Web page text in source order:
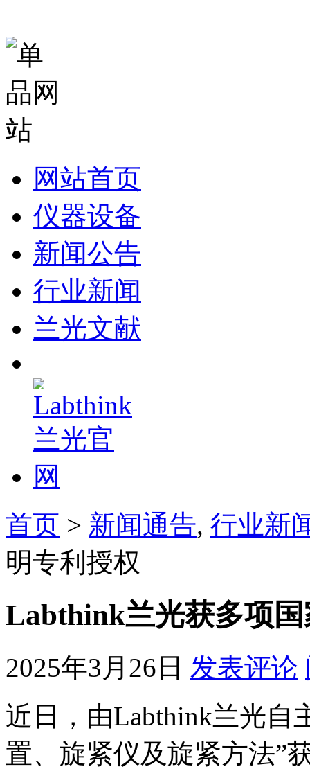
网站首页
仪器设备
新闻公告
行业新闻
兰光文献
首页 > 新闻通告, 行业新
明专利授权
Labthink兰光获多项
2025年3月26日 发表评论
近日，由Labthink兰光自
置、旋紧仪及旋紧方法”